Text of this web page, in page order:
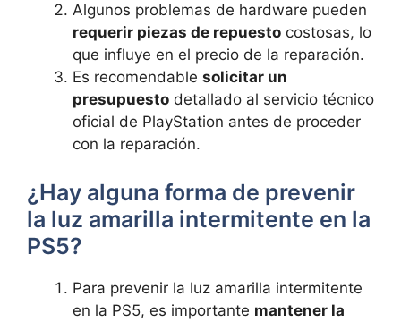
Algunos problemas de hardware‍ pueden
requerir piezas de repuesto costosas,⁣ lo
que influye⁢ en el precio de la reparación.
Es recomendable solicitar un
presupuesto detallado al ​servicio técnico
oficial de‌ PlayStation ⁤antes‌ de proceder
con ‍la ⁣reparación.
¿Hay alguna forma de prevenir
la luz amarilla⁣ intermitente‍ en la
PS5?
Para prevenir⁤ la luz ⁢amarilla intermitente
en⁤ la PS5, es​ importante mantener la